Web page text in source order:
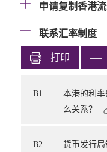
申请复制香港
联系汇率制度
打印
B1
本港的利
么关系？
B2
货币发行